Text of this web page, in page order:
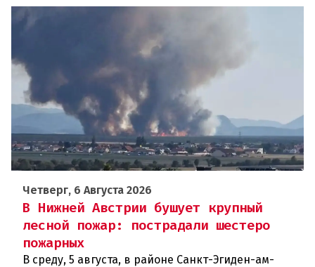
Четверг, 6 Августа 2026
В Нижней Австрии бушует крупный
лесной пожар: пострадали шестеро
пожарных
В среду, 5 августа, в районе Санкт-Эгиден-ам-